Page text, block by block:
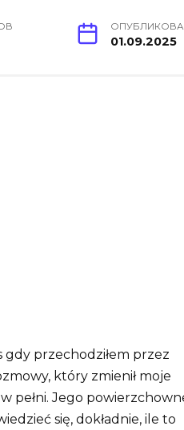
01.09.2025
gdy przechodziłem przez
który zmienił moje
w pełni. Jego
się, dokładnie, ile to